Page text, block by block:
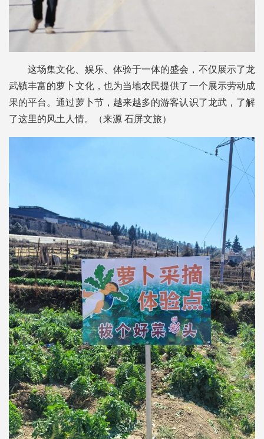
这场集文化、娱乐、体验于一体的盛会，不仅展示了龙
武镇丰富的萝卜文化，也为当地农民提供了一个展示劳动成
果的平台。通过萝卜节，越来越多的游客认识了龙武，了解
了这里的风土人情。（来源 石屏文旅）